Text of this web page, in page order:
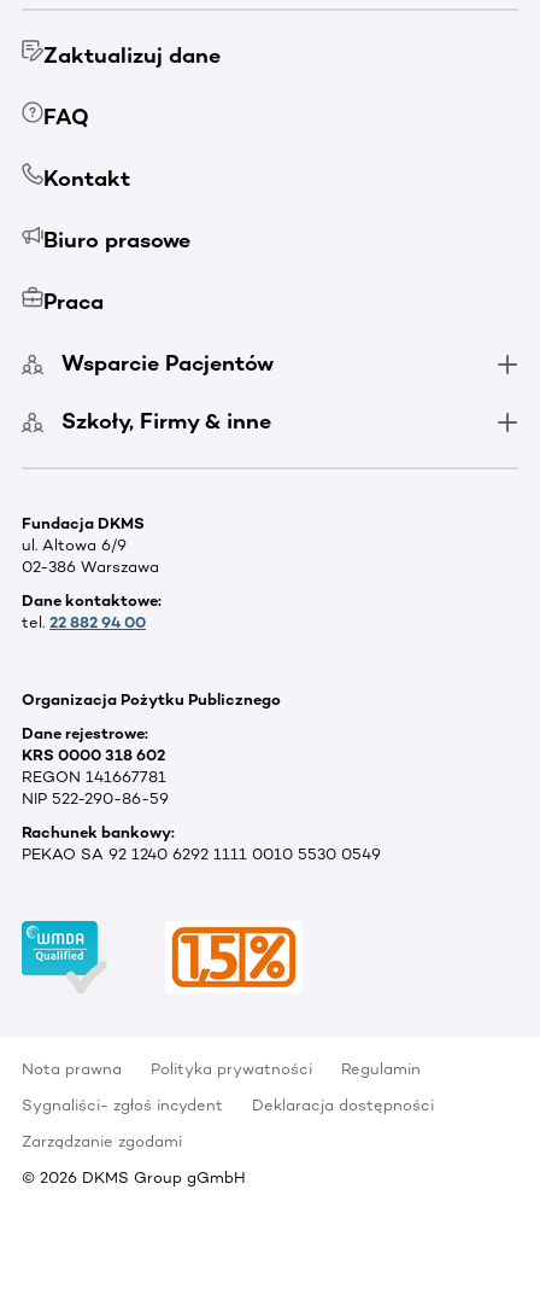
Zaktualizuj dane
FAQ
Kontakt
Biuro prasowe
Praca
Wsparcie Pacjentów
Szkoły, Firmy & inne
Fundacja DKMS
ul. Altowa 6/9
02-386 Warszawa
Dane kontaktowe:
tel. 22 882 94 00
Organizacja Pożytku Publicznego
Dane rejestrowe:
KRS 0000 318 602
REGON 141667781
NIP 522-290-86-59
Rachunek bankowy:
PEKAO SA 92 1240 6292 1111 0010 5530 0549
Nota prawna Polityka prywatności
Regulamin
Sygnaliści- zgłoś incydent
Deklaracja dostępności
Zarządzanie zgodami
© 2026 DKMS Group gGmbH